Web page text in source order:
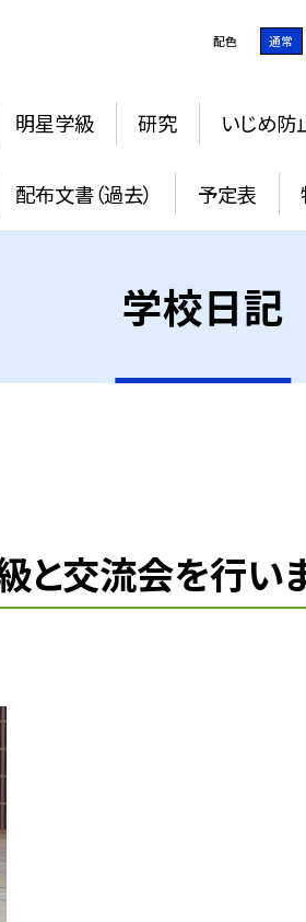
配色 通常
明星学級 研究 いじめ防
配布文書（過去） 予定表
学校日記
交流会を行い